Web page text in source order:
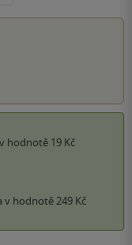
v hodnotě 19 Kč
v hodnotě 249 Kč